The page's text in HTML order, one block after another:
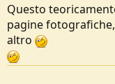
Questo
pagine
altro